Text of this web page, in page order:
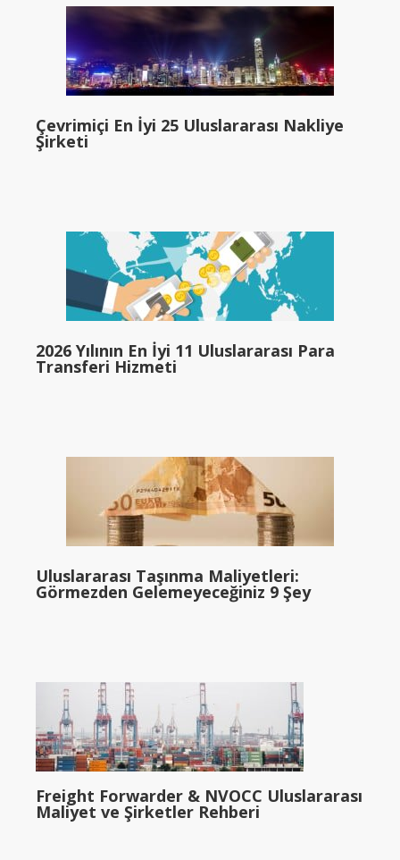
Çevrimiçi En İyi 25 Uluslararası Nakliye
Şirketi
2026 Yılının En İyi 11 Uluslararası Para
Transferi Hizmeti
Uluslararası Taşınma Maliyetleri:
Görmezden Gelemeyeceğiniz 9 Şey
Freight Forwarder & NVOCC Uluslararası
Maliyet ve Şirketler Rehberi